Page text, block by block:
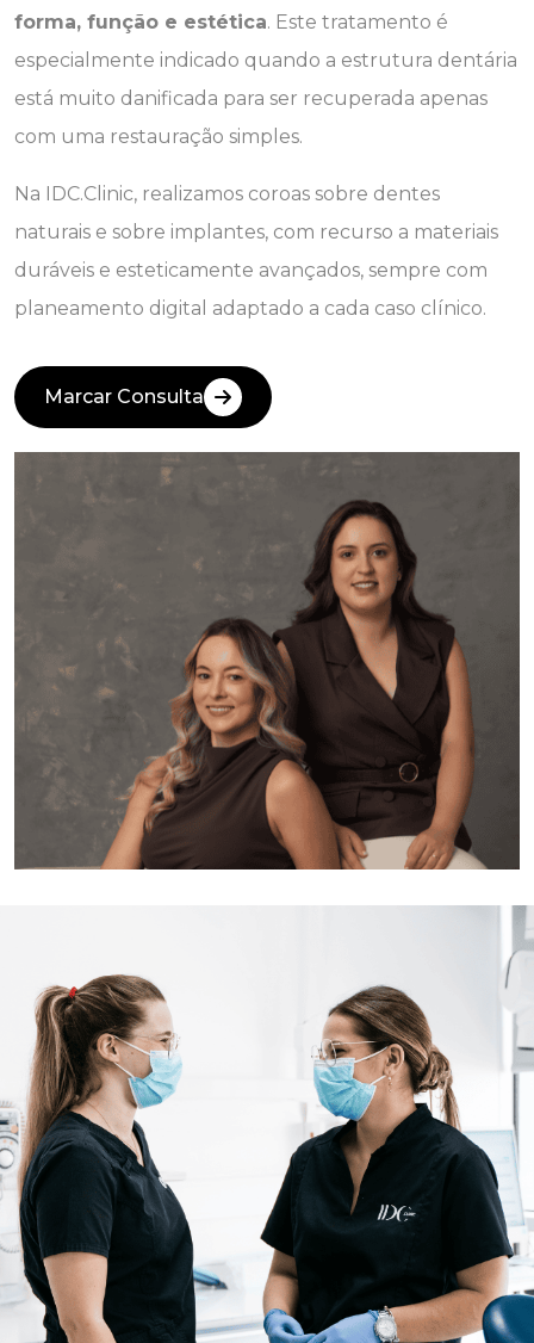
forma, função e estética. Este tratamento é
especialmente indicado quando a estrutura dentária
está muito danificada para ser recuperada apenas
com uma restauração simples.
Na IDC.Clinic, realizamos coroas sobre dentes
naturais e sobre implantes, com recurso a materiais
duráveis e esteticamente avançados, sempre com
planeamento digital adaptado a cada caso clínico.
Marcar Consulta